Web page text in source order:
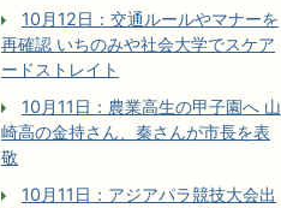
10月12日：交通ルールやマナーを
再確認 いちのみや社会大学でスケア
ードストレイト
10月11日：農業高生の甲子園へ 山
崎高の金持さん、秦さんが市長を表
敬
10月11日：アジアパラ競技大会出